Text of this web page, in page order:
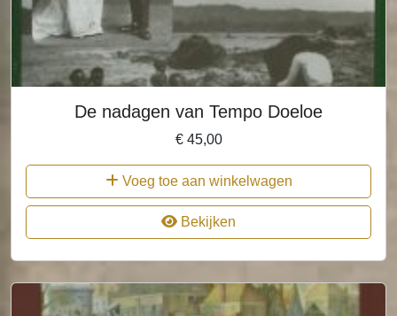
De nadagen van Tempo Doeloe
€45,00
Voeg toe aan winkelwagen
Bekijken